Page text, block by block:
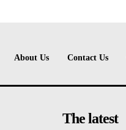
About Us Contact Us
The latest